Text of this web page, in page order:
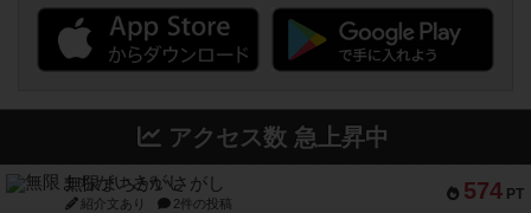
アクセス数 急上昇中
574 PT
無限まちがいさがし
紹介文あり 2件の投稿